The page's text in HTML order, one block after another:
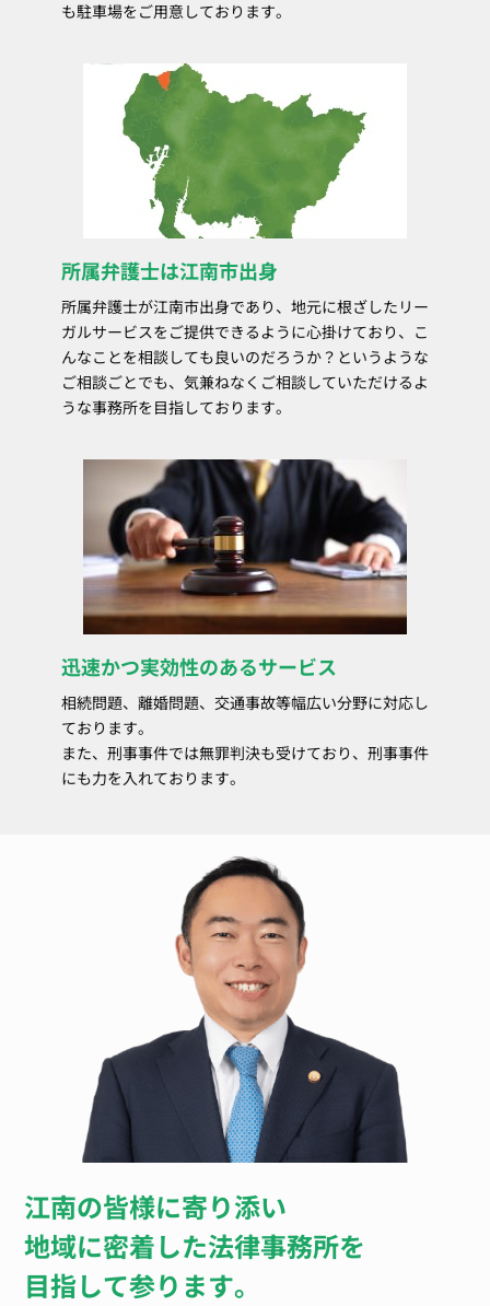
も駐車場をご用意しております。
所属弁護士は江南市出身
所属弁護士が江南市出身であり、地元に根ざしたリー
ガルサービスをご提供できるように心掛けており、こ
んなことを相談しても良いのだろうか？というような
ご相談ごとでも、気兼ねなくご相談していただけるよ
うな事務所を目指しております。
迅速かつ実効性のあるサービス
相続問題、離婚問題、交通事故等幅広い分野に対応し
ております。
また、刑事事件では無罪判決も受けており、刑事事件
にも力を入れております。
江南の皆様に寄り添い
地域に密着した法律事務所を
目指して参ります。